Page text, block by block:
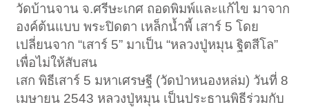
วัดบ้านจาน จ.ศรีษะเกศ ถอดพิมพ์และแก้ไข มาจาก
องค์ต้นแบบ พระปิดตา เหล็กน้ำพี้ เสาร์ 5 โดย
เปลี่ยนจาก “เสาร์ 5” มาเป็น “หลวงปู่หมุน ฐิตสีโล”
เพื่อไม่ให้สับสน
เสก พิธีเสาร์ 5 มหาเศรษฐี (วัดป่าหนองหล่ม) วันที่ 8
เมษายน 2543 หลวงปู่หมุน เป็นประธานพิธีร่วมกับ